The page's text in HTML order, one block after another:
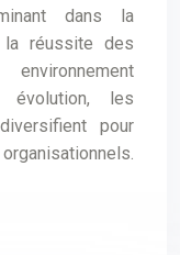
dans la
réussite des
évolution, les
pour